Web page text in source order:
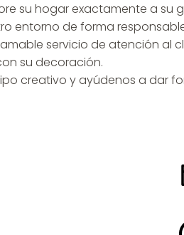
su hogar exactamente a su
entorno de forma
servicio de atención
su decoración.
creativo y ayúdenos a dar